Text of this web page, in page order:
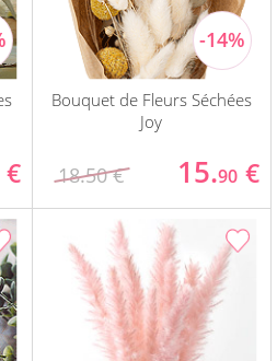
€
Bouquet de Fleurs Séchées
Joy
18.50 € 15.90 €